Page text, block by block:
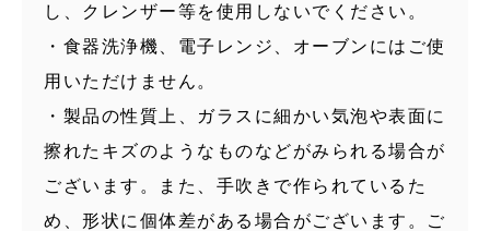
し、クレンザー等を使用しないでください。
・食器洗浄機、電子レンジ、オーブンにはご使
用いただけません。
・製品の性質上、ガラスに細かい気泡や表面に
擦れたキズのようなものなどがみられる場合が
ございます。また、手吹きで作られているた
め、形状に個体差がある場合がございます。ご